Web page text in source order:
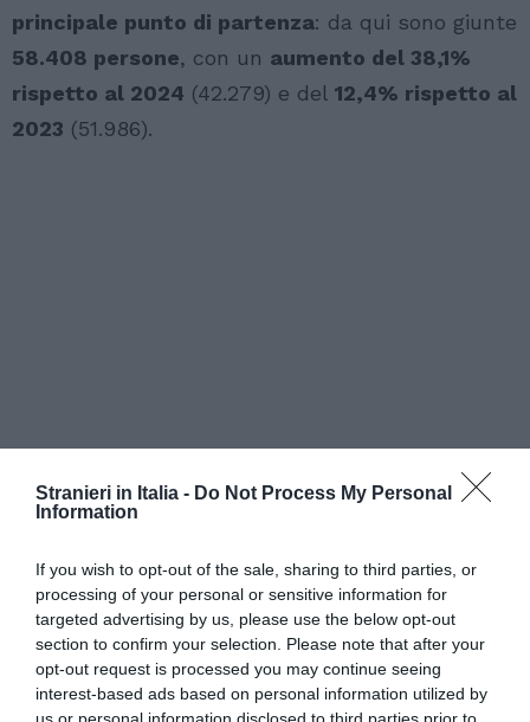
Stranieri in Italia - Do Not Process My Personal
Information
If you wish to opt-out of the sale, sharing to third parties, or
processing of your personal or sensitive information for
targeted advertising by us, please use the below opt-out
section to confirm your selection. Please note that after your
opt-out request is processed you may continue seeing
interest-based ads based on personal information utilized by
principale punto di partenza: da qui sono giunte
58.408 persone, con un aumento del 38,1%
rispetto al 2024 (42.279) e del 12,4% rispetto al
2023 (51.986).